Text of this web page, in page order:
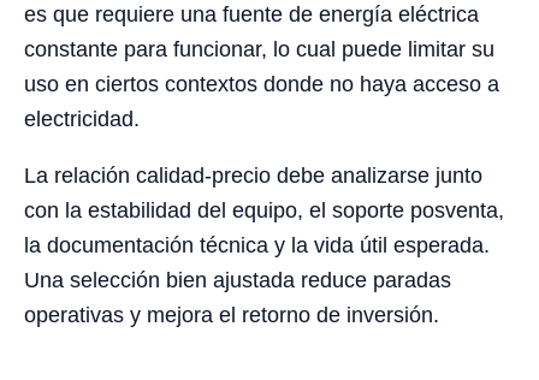
es que requiere una fuente de energía eléctrica
constante para funcionar, lo cual puede limitar su
uso en ciertos contextos donde no haya acceso a
electricidad.
La relación calidad-precio debe analizarse junto
con la estabilidad del equipo, el soporte posventa,
la documentación técnica y la vida útil esperada.
Una selección bien ajustada reduce paradas
operativas y mejora el retorno de inversión.